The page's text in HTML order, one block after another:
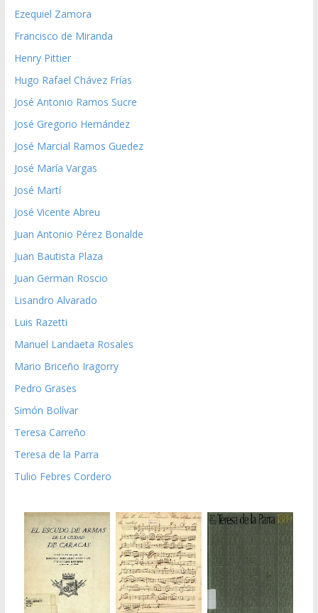
Ezequiel Zamora
Francisco de Miranda
Henry Pittier
Hugo Rafael Chávez Frías
José Antonio Ramos Sucre
José Gregorio Hernández
José Marcial Ramos Guedez
José María Vargas
José Martí
José Vicente Abreu
Juan Antonio Pérez Bonalde
Juan Bautista Plaza
Juan German Roscio
Lisandro Alvarado
Luis Razetti
Manuel Landaeta Rosales
Mario Briceño Iragorry
Pedro Grases
Simón Bolívar
Teresa Carreño
Teresa de la Parra
Tulio Febres Cordero